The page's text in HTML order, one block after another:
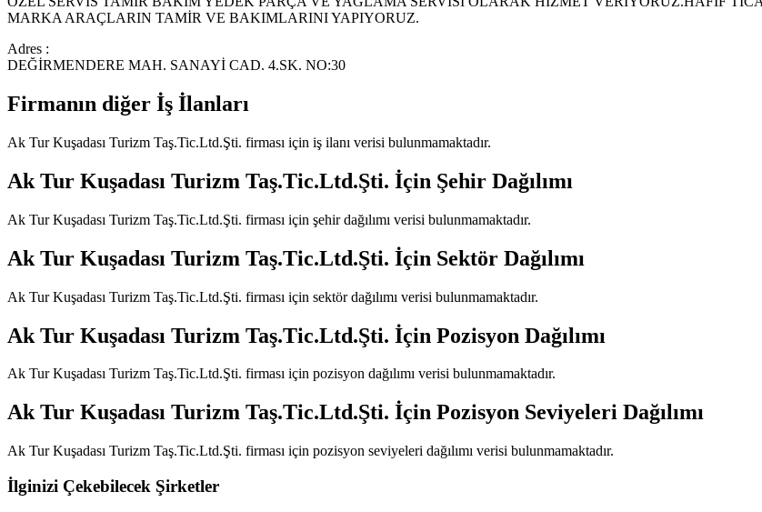
MARKA ARAÇLARIN TAMİR VE BAKIMLARINI YAPIYORUZ.
Adres :
DEĞİRMENDERE MAH. SANAYİ CAD. 4.SK. NO:30
Firmanın diğer İş İlanları
Ak Tur Kuşadası Turizm Taş.Tic.Ltd.Şti. firması için iş ilanı verisi bulunmamaktadır.
Ak Tur Kuşadası Turizm Taş.Tic.Ltd.Şti. İçin Şehir Dağılımı
Ak Tur Kuşadası Turizm Taş.Tic.Ltd.Şti. firması için şehir dağılımı verisi bulunmamaktadır.
Ak Tur Kuşadası Turizm Taş.Tic.Ltd.Şti. İçin Sektör Dağılımı
Ak Tur Kuşadası Turizm Taş.Tic.Ltd.Şti. firması için sektör dağılımı verisi bulunmamaktadır.
Ak Tur Kuşadası Turizm Taş.Tic.Ltd.Şti. İçin Pozisyon Dağılımı
Ak Tur Kuşadası Turizm Taş.Tic.Ltd.Şti. firması için pozisyon dağılımı verisi bulunmamaktadır.
Ak Tur Kuşadası Turizm Taş.Tic.Ltd.Şti. İçin Pozisyon Seviyeleri Dağılımı
Ak Tur Kuşadası Turizm Taş.Tic.Ltd.Şti. firması için pozisyon seviyeleri dağılımı verisi bulunmamaktadır.
İlginizi Çekebilecek Şirketler